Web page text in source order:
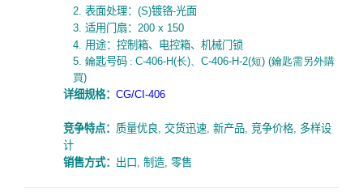
2. 表面处理： (S)镀铬-光面
3. 适用门扇： 200 x 150
4. 用途：控制箱、电控箱、机械门锁
5. 鑰匙号码 : C-406-H(长)、 C-406-H-2(短) (鑰匙需另外購
買)
详细规格： CG/CI-406
竞争特点： 质量优良, 交货迅速, 新产品, 竞争价格, 多样设
计
销售方式： 出口 , 制造, 零售